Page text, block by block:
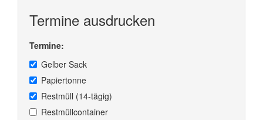
Termine ausdrucken
Termine:
Gelber Sack
Papiertonne
Restmüll (14-tägig)
Restmüllcontainer